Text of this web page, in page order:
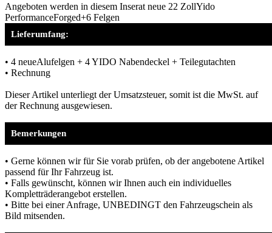
Angeboten werden in diesem Inserat neue 22 ZollYido
PerformanceForged+6 Felgen
Lieferumfang:
• 4 neueAlufelgen + 4 YIDO Nabendeckel + Teilegutachten
• Rechnung
Dieser Artikel unterliegt der Umsatzsteuer, somit ist die MwSt. auf
der Rechnung ausgewiesen.
Bemerkungen
• Gerne können wir für Sie vorab prüfen, ob der angebotene Artikel
passend für Ihr Fahrzeug ist.
• Falls gewünscht, können wir Ihnen auch ein individuelles
Kompletträderangebot erstellen.
• Bitte bei einer Anfrage, UNBEDINGT den Fahrzeugschein als
Bild mitsenden.